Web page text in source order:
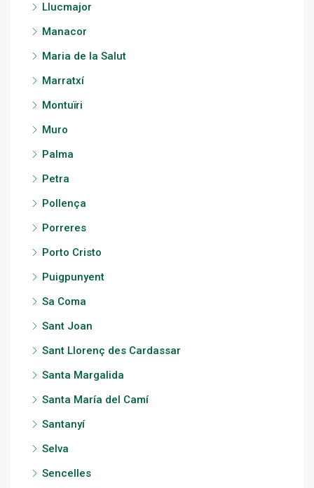
Llucmajor
Manacor
Maria de la Salut
Marratxí
Montuïri
Muro
Palma
Petra
Pollença
Porreres
Porto Cristo
Puigpunyent
Sa Coma
Sant Joan
Sant Llorenç des Cardassar
Santa Margalida
Santa María del Camí
Santanyí
Selva
Sencelles